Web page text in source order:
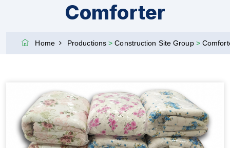
Comforter
Home Productions>Construction Site Group >